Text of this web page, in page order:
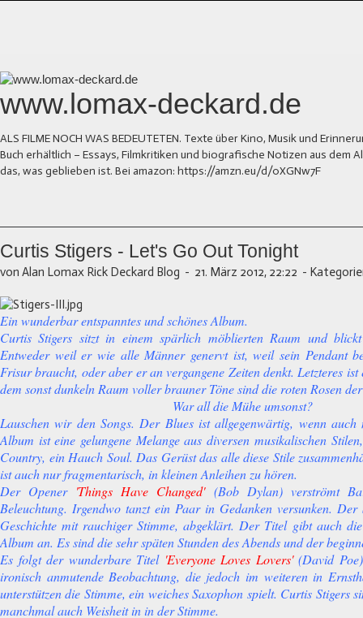
www.lomax-deckard.de
ALS FILME NOCH WAS BEDEUTETEN. Texte über Kino, Musik und
Buch erhältlich – Essays, Filmkritiken und biografische Notizen aus dem
das, was geblieben ist. Bei amazon: https://amzn.eu/d/0XGNw7F
Curtis Stigers - Let's Go Out Tonight
von Alan Lomax Rick Deckard Blog - 21. März 2012, 22:22 -
Ein wunderbar entspanntes und schönes Album.
Curtis Stigers sitzt in einem spärlich möblierten Raum und
Entweder weil er wie alle Männer genervt ist, weil sein Pendant
Frisur braucht, oder aber er an vergangene Zeiten denkt. Letzteres
dem sonst dunkeln Raum voller brauner Töne sind die roten Rosen
War all die Mühe umsonst?
Lauschen wir den Songs. Der Blues ist allgegenwärtig, wenn
Album ist eine gelungene Melange aus diversen musikalischen
Country, ein Hauch Soul. Das Gerüst das alle diese Stile
ist auch nur fragmentarisch, in kleinen Anleihen zu hören.
Der Opener 'Things Have Changed'(Bob Dylan) verströmt
Beleuchtung. Irgendwo tanzt ein Paar in Gedanken versunken. Der
Geschichte mit rauchiger Stimme, abgeklärt. Der Titel gibt auch
Album an. Es sind die sehr späten Stunden des Abends und der
Es folgt der wunderbare Titel 'Everyone Loves Lovers'(David
ironisch anmutende Beobachtung, die jedoch im weiteren in
unterstützen die Stimme, ein weiches Saxophon spielt. Curtis Stigers
manchmal auch Weisheit in in der Stimme.